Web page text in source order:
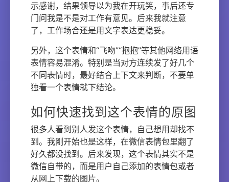
示感谢，结果领导以为我在开玩笑，事后还专
门问我是不是对工作有意见。后来我就注意
了，工作场合还是用文字表达更稳妥。
另外，这个表情和“飞吻”“抱抱”等其他网络用语
表情容易混淆。特别是当对方连续发了好几个
不同表情时，最好结合上下文来判断，不要单
独看一个表情就下结论。
如何快速找到这个表情的原图
很多人看到别人发这个表情，自己想用却找不
到。我刚开始也是这样，在微信表情包里翻了
好久都没找到。后来发现，这个表情其实不是
微信自带的，而是用户自己添加的表情包或者
从网上下载的图片。